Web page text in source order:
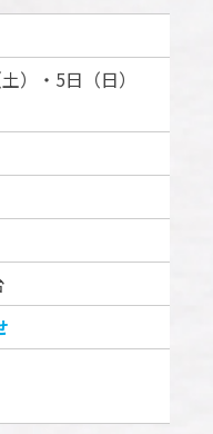
）・5日（日）